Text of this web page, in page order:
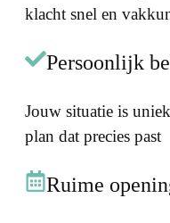
klacht snel en
Persoonlijk
Jouw situatie is
plan dat precies past
Ruime